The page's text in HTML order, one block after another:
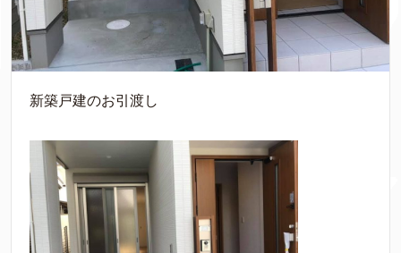
新築戸建のお引渡し